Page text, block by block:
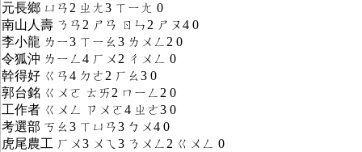
元長鄉 ㄩㄢ2 ㄓㄤ3 ㄒㄧㄤ 0
南山人壽 ㄋㄢ2 ㄕㄢ ㄖㄣ2 ㄕㄡ4 0
李小龍 ㄌㄧ3 ㄒㄧㄠ3 ㄌㄨㄥ2 0
令狐沖 ㄌㄧㄥ4 ㄏㄨ2 ㄔㄨㄥ 0
幹得好 ㄍㄢ4 ㄉㄜ2 ㄏㄠ3 0
郭台銘 ㄍㄨㄛ ㄊㄞ2 ㄇㄧㄥ2 0
工作者 ㄍㄨㄥ ㄗㄨㄛ4 ㄓㄜ3 0
考選部 ㄎㄠ3 ㄒㄩㄢ3 ㄅㄨ4 0
虎尾農工 ㄏㄨ3 ㄨㄟ3 ㄋㄨㄥ2 ㄍㄨㄥ 0